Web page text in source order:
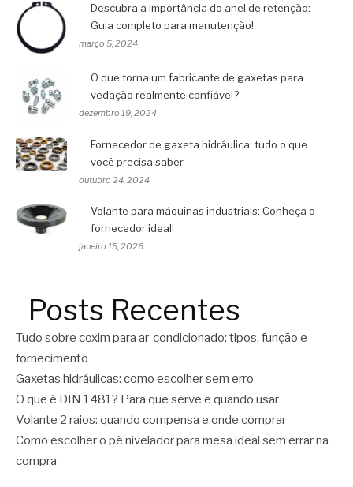
Descubra a importância do anel de retenção:
Guia completo para manutenção!
março 5, 2024
O que torna um fabricante de gaxetas para
vedação realmente confiável?
dezembro 19, 2024
Fornecedor de gaxeta hidráulica: tudo o que
você precisa saber
outubro 24, 2024
Volante para máquinas industriais: Conheça o
fornecedor ideal!
janeiro 15, 2026
Posts Recentes
Tudo sobre coxim para ar-condicionado: tipos, função e
fornecimento
Gaxetas hidráulicas: como escolher sem erro
O que é DIN 1481? Para que serve e quando usar
Volante 2 raios: quando compensa e onde comprar
Como escolher o pé nivelador para mesa ideal sem errar na
compra